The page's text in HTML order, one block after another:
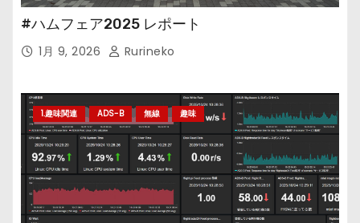
#ハムフェア2025 レポート
1月 9, 2026 Rurineko
1.趣味関連 ADS-B 無線 趣味